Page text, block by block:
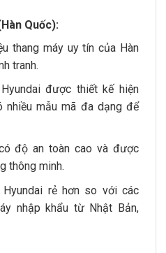
Quốc):
thang máy uy tín của Hàn
tranh.
được thiết kế hiện
nhiều mẫu mã đa dạng để
độ an toàn cao và được
thông minh.
Hyundai rẻ hơn so với các
nhập khẩu từ Nhật Bản,